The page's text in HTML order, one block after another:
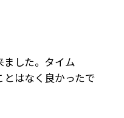
した。タイム
はなく良かったで